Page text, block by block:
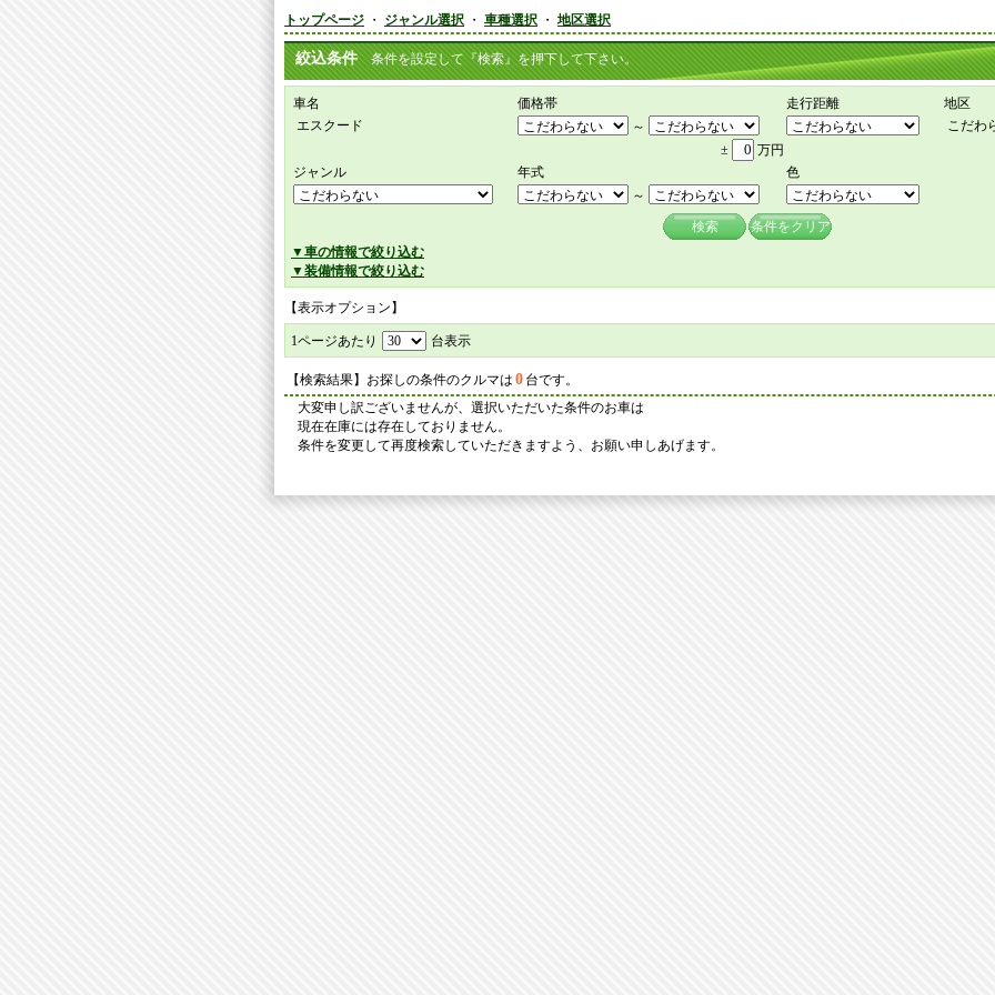
トップページ ・ ジャンル選択 ・ 車種選択 ・ 地区選択
絞込条件 条件を設定して『検索』を押下して下さい。
車名 価格帯 走行距離
地区
エスクード
～
こだわ
±
万円
ジャンル
年式
色
～
検索
条件をクリア
▼車の情報で絞り込む
▼装備情報で絞り込む
【表示オプション】
1ページあたり 台表示
【検索結果】お探しの条件のクルマは 0 台です。
大変申し訳ございませんが、選択いただいた条件のお車は
現在在庫には存在しておりません。
条件を変更して再度検索していただきますよう、お願い申しあげます。